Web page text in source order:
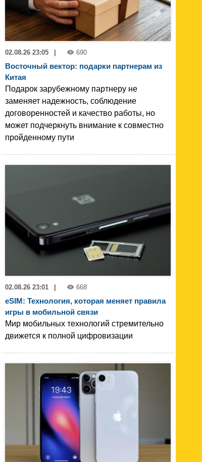
02.08.26 23:05 690
Восточный вектор: подарки партнерам из
Китая
Подарок зарубежному партнеру не
заменяет надежность, соблюдение
договоренностей и качество работы, но
может подчеркнуть внимание к совместно
пройденному пути
02.08.26 23:01 | 668
eSIM: Технология, которая меняет правила
игры в мобильной связи
Мир мобильных технологий стремительно
движется к полной цифровизации